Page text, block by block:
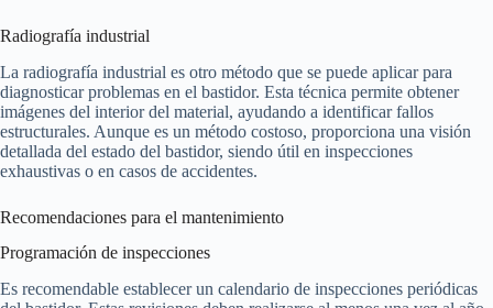
Radiografía industrial
La radiografía industrial es otro método que se puede aplicar para
diagnosticar problemas en el bastidor. Esta técnica permite obtener
imágenes del interior del material, ayudando a identificar fallos
estructurales. Aunque es un método costoso, proporciona una visión
detallada del estado del bastidor, siendo útil en inspecciones
exhaustivas o en casos de accidentes.
Recomendaciones para el mantenimiento
Programación de inspecciones
Es recomendable establecer un calendario de inspecciones periódicas